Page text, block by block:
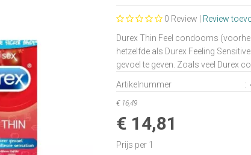
0 Review | Review
Durex Thin Feel condooms
hetzelfde als Durex Feeling
gevoel te geven. Zoals veel Durex
Artikelnummer :
€ 16,49
€ 14,81
Prijs per 1